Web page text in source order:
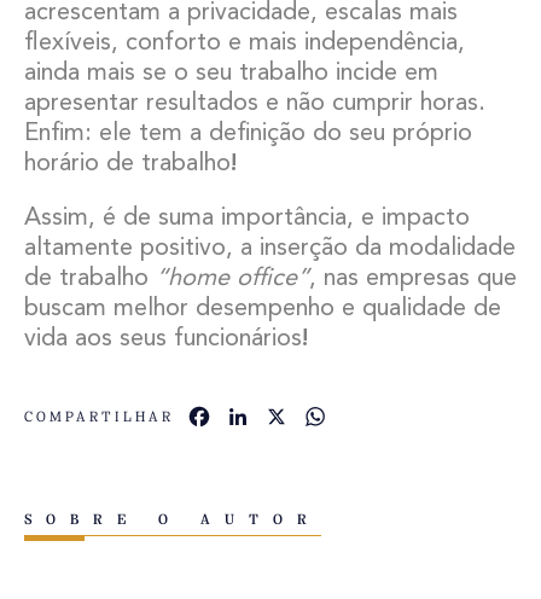
acrescentam a privacidade, escalas mais
flexíveis, conforto e mais independência,
ainda mais se o seu trabalho incide em
apresentar resultados e não cumprir horas.
Enfim: ele tem a definição do seu próprio
horário de trabalho!
Assim, é de suma importância, e impacto
altamente positivo, a inserção da modalidade
de trabalho “home office”, nas empresas que
buscam melhor desempenho e qualidade de
vida aos seus funcionários!
COMPARTILHAR FacebookLinkedIn
SOBRE O AUTOR